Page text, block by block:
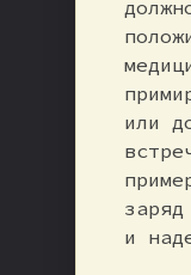
или
и